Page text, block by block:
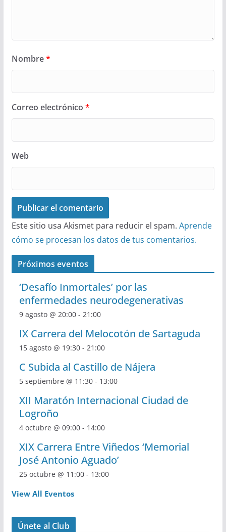
Nombre*
Correo electrónico *
Web
Este sitio usa Akismet para reducir el spam. Aprende
cómo se procesan los datos de tus comentarios.
Próximos eventos
‘Desafío Inmortales’ por las
enfermedades neurodegenerativas
9 agosto @ 20:00- 21:00
IX Carrera del Melocotón de Sartaguda
15 agosto @ 19:30- 21:00
C Subida al Castillo de Nájera
5 septiembre @ 11:30- 13:00
XII Maratón Internacional Ciudad de
Logroño
4 octubre @ 09:00- 14:00
XIX Carrera Entre Viñedos ‘Memorial
José Antonio Aguado’
25 octubre @ 11:00- 13:00
View All Eventos
Únete al Club